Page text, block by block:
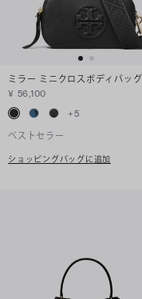
ミラー ミニクロスボディバッグ
¥ 56,100
+5
ベストセラー
ショッピングバッグに追加